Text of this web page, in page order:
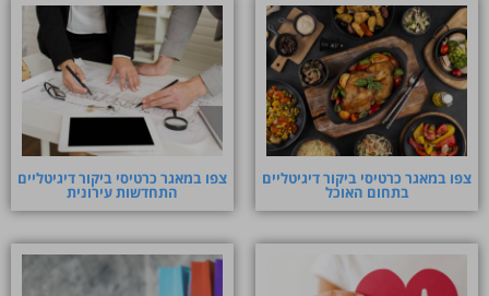
צפו במאגר כרטיסי ביקור דיגיטליים
בתחום האוכל
צפו במאגר כרטיסי ביקור דיגיטליים
התחדשות עירונית